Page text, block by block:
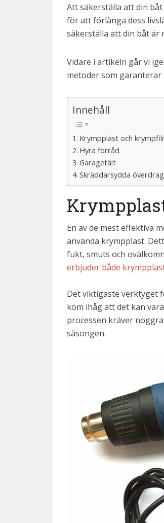
Att säkerställa att din
för att förlänga dess
säkerställa att din båt är
Vidare i artikeln går vi
metoder som
Innehåll
Krympplast och
Hyra förråd
Garagetält
Skräddarsydda överdrag
En av de mest effektiva
använda krympplast.
fukt, smuts och
erbjuder både
Det viktigaste verktyget
kom ihåg att det kan
processen kräver
säsongen.